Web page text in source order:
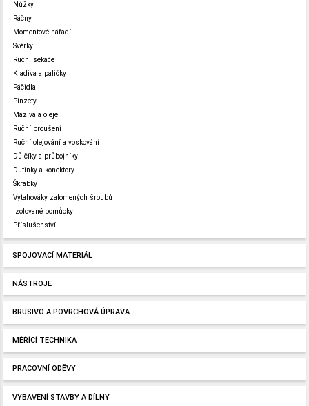
Nůžky
Ráčny
Momentové nářadí
Svěrky
Ruční sekáče
Kladiva a paličky
Páčidla
Pinzety
Maziva a oleje
Ruční broušení
Ruční olejování a voskování
Důlčíky a průbojníky
Dutinky a konektory
Škrabky
Vytahováky zalomených šroubů
Izolované pomůcky
Příslušenství
SPOJOVACÍ MATERIÁL
NÁSTROJE
BRUSIVO A POVRCHOVÁ ÚPRAVA
MĚŘÍCÍ TECHNIKA
PRACOVNÍ ODĚVY
VYBAVENÍ STAVBY A DÍLNY